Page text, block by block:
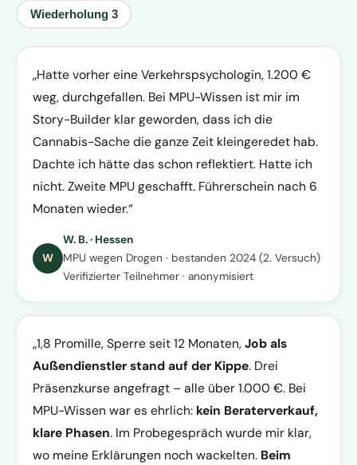
Wiederholung 3
Hatte vorher eine Verkehrspsychologin, 1.200 €
weg, durchgefallen. Bei MPU-Wissen ist mir im
Story-Builder klar geworden, dass ich die
Cannabis-Sache die ganze Zeit kleingeredet hab.
Dachte ich hätte das schon reflektiert. Hatte ich
nicht. Zweite MPU geschafft. Führerschein nach 6
Monaten wieder.
W
W. B. · Hessen
MPU wegen Drogen · bestanden 2024 (2. Versuch)
Verifizierter Teilnehmer · anonymisiert
1,8 Promille, Sperre seit 12 Monaten,Job als
Außendienstler stand auf der Kippe. Drei
Präsenzkurse angefragt – alle über 1.000 €. Bei
MPU-Wissen war es ehrlich: kein Beraterverkauf,
klare Phasen. Im Probegespräch wurde mir klar,
wo meine Erklärungen noch wackelten. Beim